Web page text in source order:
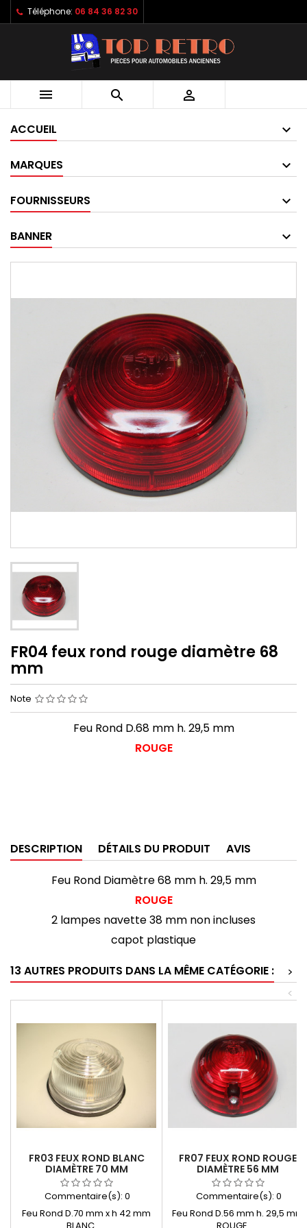
Téléphone: 06 84 36 82 30
  
ACCUEIL
MARQUES
FOURNISSEURS
BANNER
FR04 feux rond rouge diamètre 68
mm
Note
Feu Rond D.68 mm h. 29,5 mm
ROUGE
DESCRIPTION DÉTAILS DU PRODUIT
AVIS
Feu Rond Diamètre 68 mm h. 29,5 mm
ROUGE
2 lampes navette 38 mm non incluses
capot plastique
13 AUTRES PRODUITS DANS LA MÊME CATÉGORIE :
>
<
FR03 FEUX ROND BLANC
DIAMÈTRE 70 MM
Commentaire(s): 0
Feu Rond D.70 mm x h 42 mm
FR07 FEUX ROND ROUGE
DIAMÈTRE 56 MM
Commentaire(s): 0
Feu Rond D.56 mm h. 29,5 mm